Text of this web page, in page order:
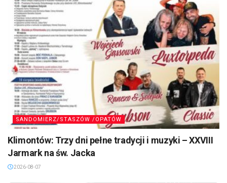
SANDOMIERZ/STASZÓW /OPATÓW
Klimontów: Trzy dni pełne tradycji i muzyki – XXVIII
Jarmark na św. Jacka
2026-08-07